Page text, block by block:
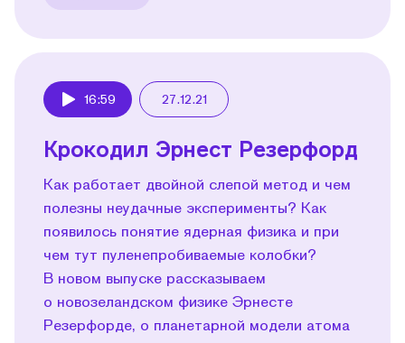
16:59 27.12.21
Крокодил Эрнест Резерфорд
Как работает двойной слепой метод и чем
полезны неудачные эксперименты? Как
появилось понятие ядерная физика и при
чем тут пуленепробиваемые колобки?
В новом выпуске рассказываем
о новозеландском физике Эрнесте
Резерфорде, о планетарной модели атома